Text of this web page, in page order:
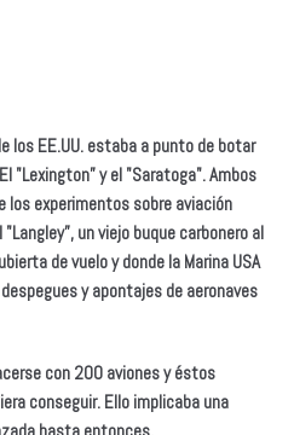
los EE.UU. estaba a punto de botar
"Lexington” y el "Saratoga". Ambos
los experimentos sobre aviación
un viejo buque carbonero al
de vuelo y donde la Marina USA
y apontajes de aeronaves
con 200 aviones y éstos
conseguir. Ello implicaba una